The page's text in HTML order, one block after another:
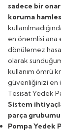
sadece bir
koruma
en önemlisi
dönülemez
olarak
kullanım ömrü
güvenliğinizi en
Tesisat Yedek
Sistem
parça
Pompa Yedek